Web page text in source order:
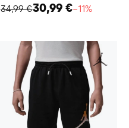
34,99 €30,99 €−11%